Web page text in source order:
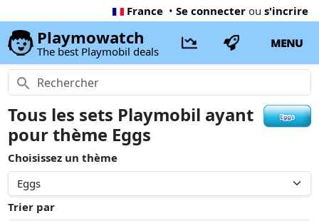
France • Se connecter ou s'incrire
Playmowatch
The best Playmobil deals
MENU
Tous les sets Playmobil ayant
pour thème Eggs
Choisissez un thème
Trier par